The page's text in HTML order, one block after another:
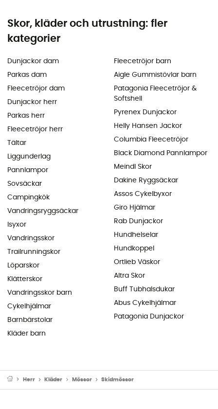
Skor, kläder och utrustning: fler
kategorier
Dunjackor dam
Parkas dam
Fleecetröjor dam
Dunjackor herr
Parkas herr
Fleecetröjor herr
Tältar
Liggunderlag
Pannlampor
Sovsäckar
Campingkök
Vandringsryggsäckar
Isyxor
Vandringsskor
Trailrunningskor
Löparskor
Klätterskor
Vandringsskor barn
Cykelhjälmar
Barnbärstolar
Kläder barn
Fleecetröjor barn
Aigle Gummistövlar barn
Patagonia Fleecetröjor &
Softshell
Pyrenex Dunjackor
Helly Hansen Jackor
Columbia Fleecetröjor
Black Diamond Pannlampor
Meindl Skor
Dakine Ryggsäckar
Assos Cykelbyxor
Giro Hjälmar
Rab Dunjackor
Hundhelselar
Hundkoppel
Ortlieb Väskor
Altra Skor
Buff Tubhalsdukar
Abus Cykelhjälmar
Patagonia Dunjackor
Herr Kläder Mössor Skidmössor